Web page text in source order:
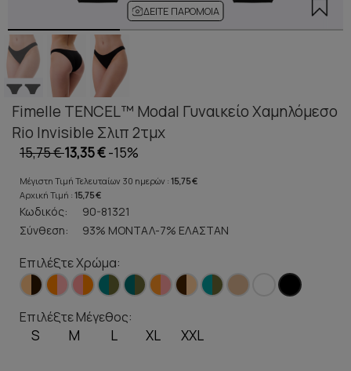
ΔΕΊΤΕ ΠΑΡΌΜΟΙΑ
Fimelle TENCEL™ Modal Γυναικείο Χαμηλόμεσο
Rio Invisible Σλιπ 2τμχ
15,75 €13,35 €-15%
Μέγιστη Τιμή Τελευταίων 30 ημερών : 15,75 €
Αρχική Τιμή : 15,75 €
Κωδικός:
90-81321
Σύνθεση:
93% ΜΟΝΤΑΛ-7% ΕΛΑΣΤΑΝ
Επιλέξτε Χρώμα:
Επιλέξτε Μέγεθος:
S M L XL XXL